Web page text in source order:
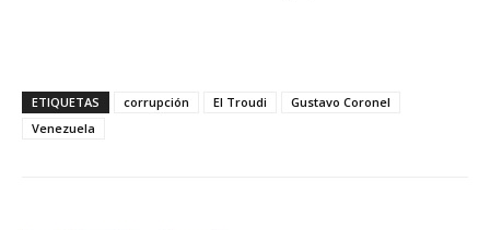
ETIQUETAS corrupción El Troudi
Gustavo Coronel
Venezuela